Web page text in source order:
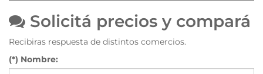
Solicitá precios y compará
Recibiras respuesta de distintos comercios.
(*) Nombre: